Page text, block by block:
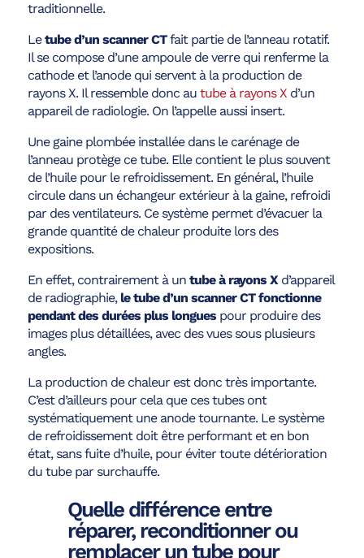
traditionnelle.
Letube d’un scanner CTfait partie de l’anneau rotatif.
Il se compose d’une ampoule de verre qui renferme la
cathode et l’anode qui servent à la production de
rayons X. Il ressemble donc au tube à rayons Xd’un
appareil de radiologie. On l’appelle aussi insert.
Une gaine plombée installée dans le carénage de
l’anneau protège ce tube. Elle contient le plus souvent
de l’huile pour le refroidissement. En général, l’huile
circule dans un échangeur extérieur à la gaine, refroidi
par des ventilateurs. Ce système permet d’évacuer la
grande quantité de chaleur produite lors des
expositions.
En effet, contrairement à un tube à rayons Xd’appareil
de radiographie, le tube d’un scanner CT fonctionne
pendant des durées plus longuespour produire des
images plus détaillées, avec des vues sous plusieurs
angles.
La production de chaleur est donc très importante.
C’est d’ailleurs pour cela que ces tubes ont
systématiquement une anode tournante. Le système
de refroidissement doit être performant et en bon
état, sans fuite d’huile, pour éviter toute détérioration
du tube par surchauffe.
Quelle différence entre
réparer, reconditionner ou
remplacer un tube pour